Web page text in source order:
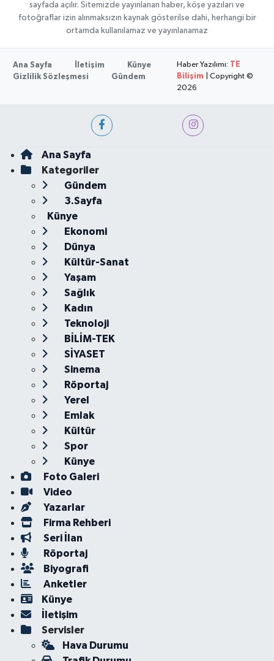
sayfada açılır. Sitemizde yayınlanan haber, köşe yazıları ve
fotoğraflar izin alınmaksızın kaynak gösterilse dahi, herhangi bir
ortamda kullanılamaz ve yayınlanamaz
Ana Sayfa İletişim
Künye
Gizlilik Sözleşmesi
Gündem
Haber Yazılımı: TE
Bilişim | Copyright ©
2026
Ana Sayfa
Kategoriler
Gündem
3.Sayfa
Künye
Ekonomi
Dünya
Kültür-Sanat
Yaşam
Sağlık
Kadın
Teknoloji
BİLİM-TEK
SİYASET
Sinema
Röportaj
Yerel
Emlak
Kültür
Spor
Künye
Foto Galeri
Video
Yazarlar
Firma Rehberi
Seri İlan
Röportaj
Biyografi
Anketler
Künye
İletişim
Servisler
Hava Durumu